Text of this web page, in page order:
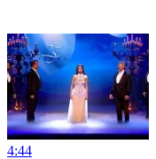
4:44